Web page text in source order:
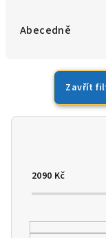
Abecedně
Zavřít
2090 Kč